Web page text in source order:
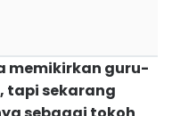
memikirkan guru-
tapi sekarang